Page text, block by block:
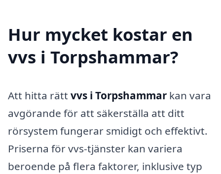
Hur mycket kostar en
vvs i Torpshammar?
Att hitta rätt vvs i Torpshammar kan vara
avgörande för att säkerställa att ditt
rörsystem fungerar smidigt och effektivt.
Priserna för vvs-tjänster kan variera
beroende på flera faktorer, inklusive typ